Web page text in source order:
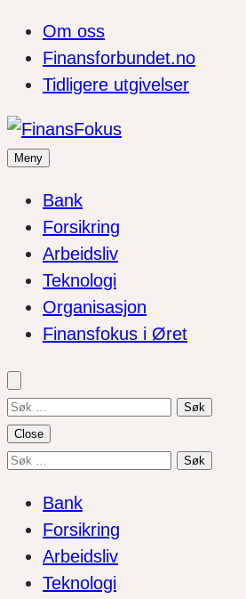
Om oss
Finansforbundet.no
Tidligere utgivelser
Meny
Bank
Forsikring
Arbeidsliv
Teknologi
Organisasjon
Finansfokus i Øret
Søk
etter:
Close
Søk
Bank
Forsikring
Arbeidsliv
Teknologi